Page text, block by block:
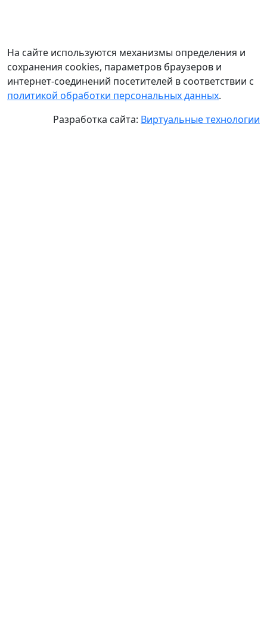
На сайте используются механизмы определения и
сохранения cookies, параметров браузеров и
интернет-соединений посетителей в соответствии с
политикой обработки персональных данных.
Разработка сайта: Виртуальные технологии